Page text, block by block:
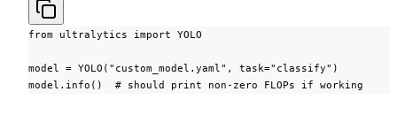
from ultralytics import YOLO
model = YOLO("custom_model.yaml", task="classify")
model.info()  # should print non-zero FLOPs if working